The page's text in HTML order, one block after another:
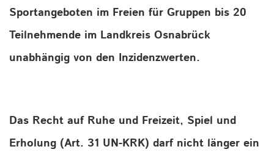
Sportangeboten im Freien für Gruppen bis 20
Teilnehmende im Landkreis Osnabrück
unabhängig von den Inzidenzwerten.
Das Recht auf Ruhe und Freizeit, Spiel und
Erholung (Art. 31 UN-KRK) darf nicht länger ein